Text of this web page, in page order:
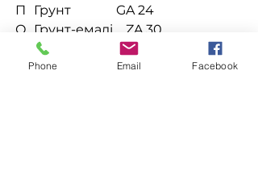
П
О
ИТ
Грунт GA 24
Грунт-емалі ZA 30
Phone Email Facebook